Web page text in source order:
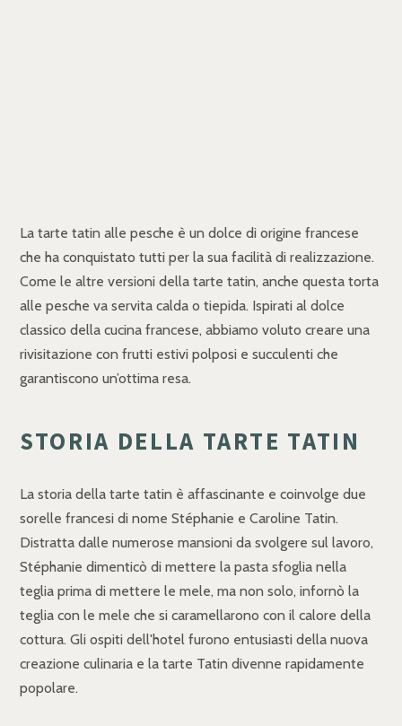
La tarte tatin alle pesche è un dolce di origine francese
che ha conquistato tutti per la sua facilità di realizzazione.
Come le altre versioni della tarte tatin, anche questa torta
alle pesche va servita calda o tiepida. Ispirati al dolce
classico della cucina francese, abbiamo voluto creare una
rivisitazione con frutti estivi polposi e succulenti che
garantiscono un’ottima resa.
STORIA DELLA TARTE TATIN
La storia della tarte tatin è affascinante e coinvolge due
sorelle francesi di nome Stéphanie e Caroline Tatin.
Distratta dalle numerose mansioni da svolgere sul lavoro,
Stéphanie dimenticò di mettere la pasta sfoglia nella
teglia prima di mettere le mele, ma non solo, infornò la
teglia con le mele che si caramellarono con il calore della
cottura. Gli ospiti dell'hotel furono entusiasti della nuova
creazione culinaria e la tarte Tatin divenne rapidamente
popolare.